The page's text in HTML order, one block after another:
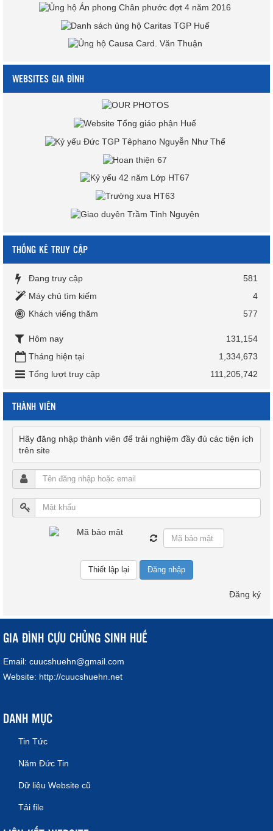
WEBSITES GIA ĐÌNH
THỐNG KÊ TRUY CẬP
Đang truy cập
581
Máy chủ tìm kiếm
4
Khách viếng thăm
577
Hôm nay
131,154
Tháng hiện tại
1,334,673
Tổng lượt truy cập
111,205,742
THÀNH VIÊN
Hãy đăng nhập thành viên để trải nghiệm đầy đủ các tiện ích
trên site
Đăng nhập
Đăng ký
GIA ĐÌNH CỰU CHỦNG SINH HUẾ
Email: cuucshuehn@gmail.com
Website: http://cuucshuehn.net
DANH MỤC
Tin Tức
Năm Đức Tin
Dữ liệu Website cũ
Tải file